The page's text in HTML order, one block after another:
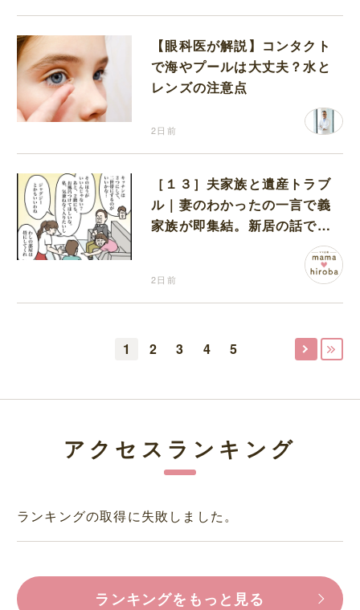
【眼科医が解説】コンタクト
で海やプールは大丈夫？水と
レンズの注意点
2日前
［１３］夫家族と遺産トラブ
ル｜妻のわかったの一言で義
家族が即集結。新居の話で盛
り上がる義家族を置いて実家
2日前
1 2 3 4 5
アクセスランキング
ランキングの取得に失敗しました。
ランキングをもっと見る